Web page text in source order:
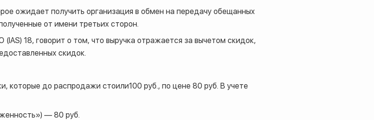
ожидает получить организация в обмен на передачу обещанных
от имени третьих сторон.
18, говорит о том, что выручка отражается за вычетом скидок,
скидок.
которые до распродажи стоили100 руб., по цене 80 руб. В учете
— 80 руб.